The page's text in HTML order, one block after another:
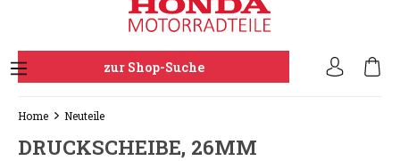
zur Shop-Suche
Home Neuteile
DRUCKSCHEIBE, 26MM